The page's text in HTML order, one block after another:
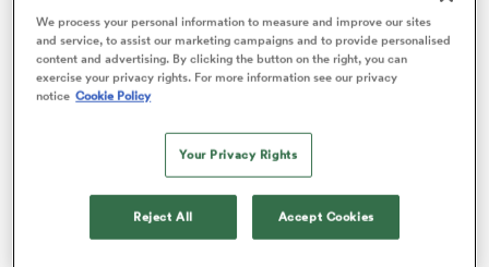
We process your personal information to measure and improve our sites
and service, to assist our marketing campaigns and to provide personalised
content and advertising. By clicking the button on the right, you can
exercise your privacy rights. For more information see our privacy
notice Cookie Policy
Your Privacy Rights
Reject All Accept Cookies